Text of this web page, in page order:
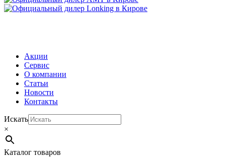
Акции
Сервис
О компании
Статьи
Новости
Контакты
Искать
×
Каталог товаров